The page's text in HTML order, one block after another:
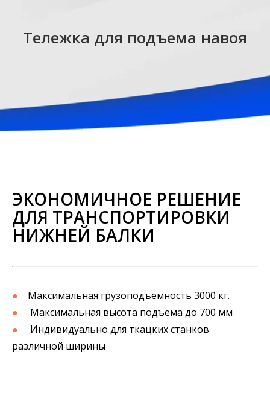
Тележка для подъема навоя
ЭКОНОМИЧНОЕ РЕШЕНИЕ
ДЛЯ ТРАНСПОРТИРОВКИ
НИЖНЕЙ БАЛКИ
●
Максимальная грузоподъемность 3000 кг.
● Максимальная высота подъема до 700 мм
● Индивидуально для ткацких станков
различной ширины